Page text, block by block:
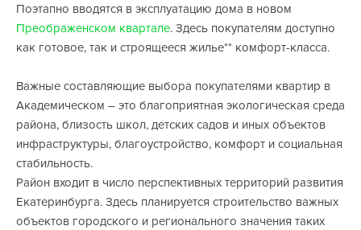
Поэтапно вводятся в эксплуатацию дома в новом
Преображенском квартале. Здесь покупателям доступно
как готовое, так и строящееся жилье** комфорт-класса.
Важные составляющие выбора покупателями квартир в
Академическом – это благоприятная экологическая среда
района, близость школ, детских садов и иных объектов
инфраструктуры, благоустройство, комфорт и социальная
стабильность.
Район входит в число перспективных территорий развития
Екатеринбурга. Здесь планируется строительство важных
объектов городского и регионального значения таких